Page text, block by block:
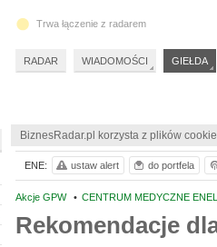
BiznesRadar.pl korzysta z plików
Akcje GPW • CENTRUM MEDYCZNE
Rekomendacje
ENE: ustaw alert do portfela
Trwa łączenie z radarem
RADAR WIADOMOŚCI GIEŁDA